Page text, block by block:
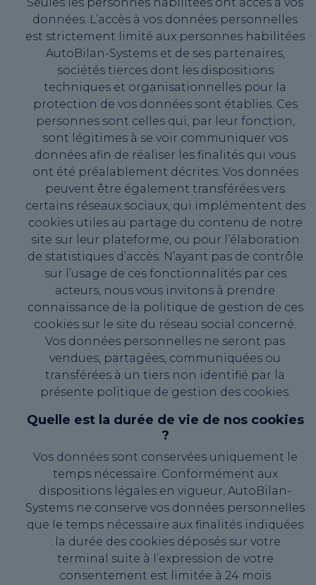
Seules les personnes habilitées ont accès à vos
données. L’accès à vos données personnelles
est strictement limité aux personnes habilitées
AutoBilan-Systems et de ses partenaires,
sociétés tierces dont les dispositions
techniques et organisationnelles pour la
protection de vos données sont établies. Ces
personnes sont celles qui, par leur fonction,
sont légitimes à se voir communiquer vos
données afin de réaliser les finalités qui vous
ont été préalablement décrites. Vos données
peuvent être également transférées vers
certains réseaux sociaux, qui implémentent des
cookies utiles au partage du contenu de notre
site sur leur plateforme, ou pour l’élaboration
de statistiques d’accès. N’ayant pas de contrôle
sur l’usage de ces fonctionnalités par ces
acteurs, nous vous invitons à prendre
connaissance de la politique de gestion de ces
cookies sur le site du réseau social concerné.
Vos données personnelles ne seront pas
vendues, partagées, communiquées ou
transférées à un tiers non identifié par la
présente politique de gestion des cookies.
Quelle est la durée de vie de nos cookies
?
Vos données sont conservées uniquement le
temps nécessaire. Conformément aux
dispositions légales en vigueur, AutoBilan-
Systems ne conserve vos données personnelles
que le temps nécessaire aux finalités indiquées
: la durée des cookies déposés sur votre
terminal suite à l’expression de votre
consentement est limitée à 24 mois